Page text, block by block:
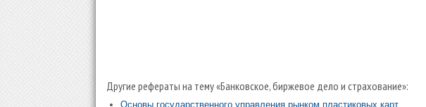
Другие рефераты на тему «Банковское, биржевое дело и страхование»:
Основы государственного управления рынком пластиковых карт